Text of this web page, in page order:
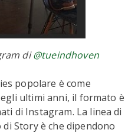
di@tueindhoven
popolare è come
ultimi anni, il formato è
di Instagram. La linea di
Story è che dipendono